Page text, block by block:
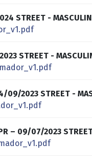
STREET -
STREET -
2023 STREET -
09/07/2023 STREET